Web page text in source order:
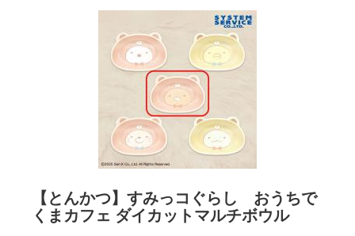
【とんかつ】すみっコぐらし おうちで
くまカフェ ダイカットマルチボウル